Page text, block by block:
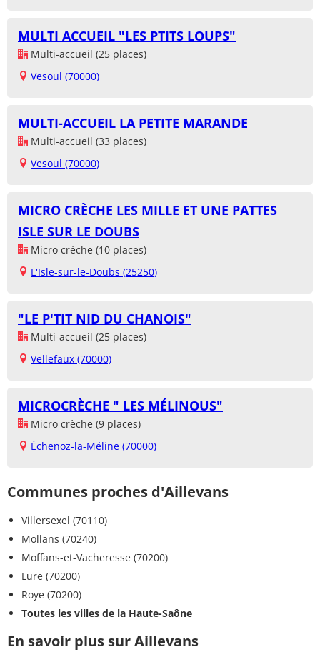
MULTI ACCUEIL "LES PTITS LOUPS"
Multi-accueil (25 places)
Vesoul (70000)
MULTI-ACCUEIL LA PETITE MARANDE
Multi-accueil (33 places)
Vesoul (70000)
MICRO CRÈCHE LES MILLE ET UNE PATTES
ISLE SUR LE DOUBS
Micro crèche (10 places)
L'Isle-sur-le-Doubs (25250)
"LE P'TIT NID DU CHANOIS"
Multi-accueil (25 places)
Vellefaux (70000)
MICROCRÈCHE " LES MÉLINOUS"
Micro crèche (9 places)
Échenoz-la-Méline (70000)
Communes proches d'Aillevans
Villersexel (70110)
Mollans (70240)
Moffans-et-Vacheresse (70200)
Lure (70200)
Roye (70200)
Toutes les villes de la Haute-Saône
En savoir plus sur Aillevans